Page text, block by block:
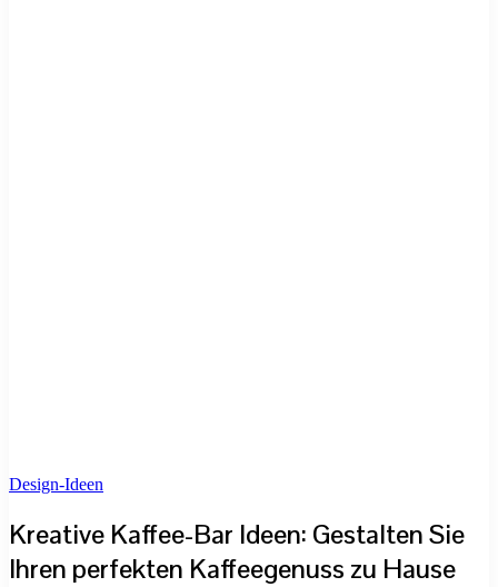
Design-Ideen
Kreative Kaffee-Bar Ideen: Gestalten Sie
Ihren perfekten Kaffeegenuss zu Hause